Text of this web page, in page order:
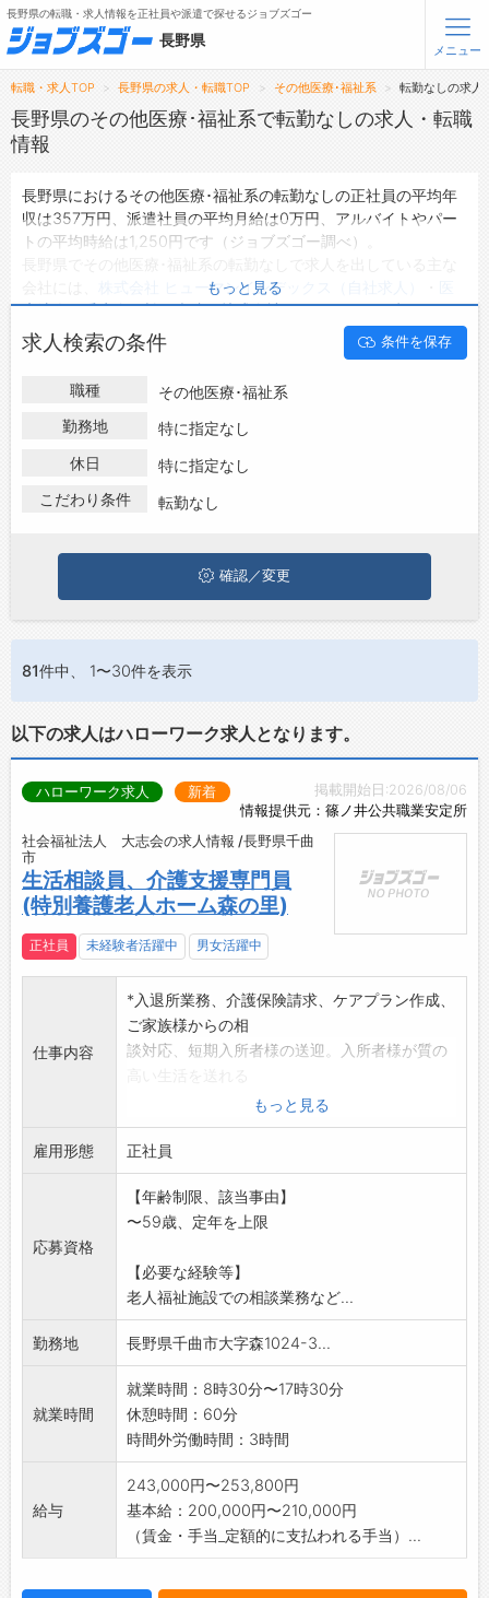
無料会員登録 ログイン
トップ
詳細情報で求人を探す
【初めての方へ】
長野県の求人検索で選ばれる理由
転職支援サービスについて
転職支援サービス
転職ノウハウ(応募書類の書き方・面接対策など)
転職・採用コラム
長野県の転職・求人情報を正社員や派遣で探せるジョブズゴー
長野県
メニュー
転職・求人TOP 長野県の求人・転職TOP その他医療･福祉系 転勤なしの求人
長野県のその他医療･福祉系で転勤なしの求人・転職
情報
長野県におけるその他医療･福祉系の転勤なしの正社員の平均年
収は357万円、派遣社員の平均月給は0万円、アルバイトやパー
トの平均時給は1,250円です（ジョブズゴー調べ）。
株式会社 ヒューマンインデックス（自社求人）
療法人 愛生会 松岡病院・株式会社EIMIE ついんずくらぶな
どがあり、ご希望の条件に合った求人を探すことできます。
長野県の地域密着型の求人サイトであるジョブズゴーでは長野県
の求人情報を36件取り扱っており、そのうち
派遣社員の求人 は0件、アルバイト・パートの求人
第二新卒から50代・60代以上の方の再就職も可能です。 長野県
でその他医療･福祉系の転勤なしの求人・転職情報を探している
方は、ぜひ興味のある職種に応募してみてくださいね。
もっと見る
求人検索の条件 条件を保存
職種
その他医療･福祉系
勤務地
特に指定なし
休日
特に指定なし
こだわり条件
転勤なし
確認／変更
81件中、 1〜30件を表示
以下の求人はハローワーク求人となります。
掲載開始日:2026/08/06
情報提供元：篠ノ井公共職業安定所
ハローワーク求人 新着
社会福祉法人 大志会の求人情報 /長野県千曲
市
生活相談員、介護支援専門員
(特別養護老人ホーム森の里)
正社員 未経験者活躍中 男女活躍中
仕事内容
*入退所業務、介護保険請求、ケアプラン作成、
ご家族様からの相
談対応、短期入所者様の送迎。入所者様が質の
よう調整業務を行います。本入所68名、短期入
所3名
◆入所者様、ご家族様からの相談対応
◆入所者様の受診、短期入所ご利用者様の送迎
など
◆介護ソフトを利用した介護保険請求、他職種
【変更の範囲】なし
もっと見る
雇用形態 正社員
応募資格
【年齢制限、該当事由】
〜59歳、定年を上限
【必要な経験等】
老人福祉施設での相談業務など...
勤務地 長野県千曲市大字森1024-3...
就業時間
就業時間：8時30分〜17時30分
休憩時間：60分
時間外労働時間：3時間
給与
243,000円〜253,800円
基本給：200,000円〜210,000円
（賃金・手当_定額的に支払われる手当）...